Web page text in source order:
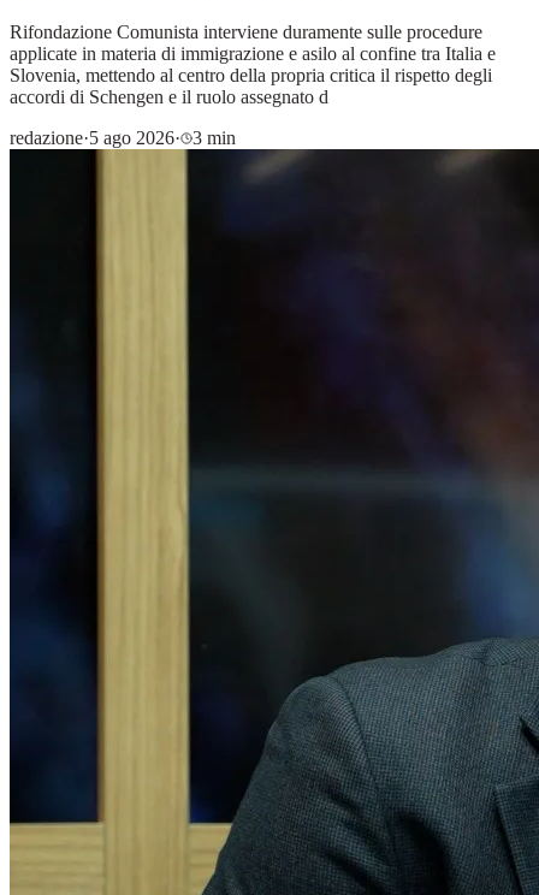
Rifondazione Comunista interviene duramente sulle procedure
applicate in materia di immigrazione e asilo al confine tra Italia e
Slovenia, mettendo al centro della propria critica il rispetto degli
accordi di Schengen e il ruolo assegnato d
redazione·5 ago 2026· 3 min